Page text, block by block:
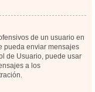
de un usuario en
pueda enviar mensajes
de Usuario, puede usar
a los